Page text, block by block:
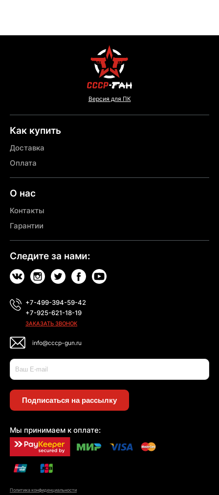
Версия для ПК
Как купить
Доставка
Оплата
О нас
Контакты
Гарантии
Следите за нами:
+7-499-394-59-42
+7-925-621-18-19
ЗАКАЗАТЬ ЗВОНОК
info@cccp-gun.ru
Подписаться на рассылку
Мы принимаем к оплате:
Политика конфиденциальности